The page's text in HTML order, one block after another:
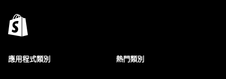
應用程式類別 熱門類別